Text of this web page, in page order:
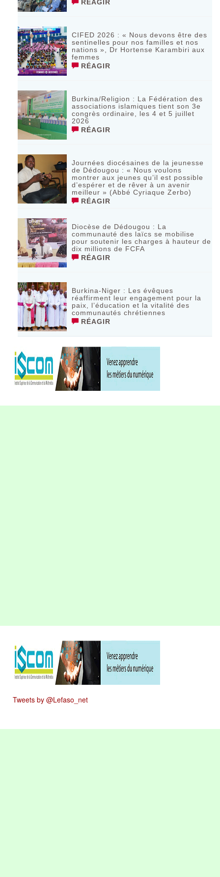
RÉAGIR
CIFED 2026 : « Nous devons être des
sentinelles pour nos familles et nos
nations », Dr Hortense Karambiri aux
femmes
RÉAGIR
Burkina/Religion : La Fédération des
associations islamiques tient son 3e
congrès ordinaire, les 4 et 5 juillet
2026
RÉAGIR
Journées diocésaines de la jeunesse
de Dédougou : « Nous voulons
montrer aux jeunes qu’il est possible
d’espérer et de rêver à un avenir
meilleur » (Abbé Cyriaque Zerbo)
RÉAGIR
Diocèse de Dédougou : La
communauté des laïcs se mobilise
pour soutenir les charges à hauteur de
dix millions de FCFA
RÉAGIR
Burkina-Niger : Les évêques
réaffirment leur engagement pour la
paix, l’éducation et la vitalité des
communautés chrétiennes
RÉAGIR
Tweets by @Lefaso_net